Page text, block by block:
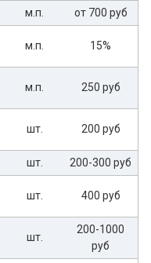
м.п.
от 700 руб
м.п. 15%
м.п. 250 руб
шт. 200 руб
шт.
200-300 руб
шт. 400 руб
шт.
200-1000
руб